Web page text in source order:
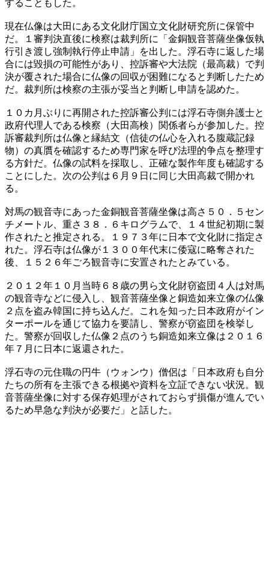
することもした。
現在仏像は大田にある文化財庁国立文化財研究所に保管中
だ。１審判決直後に検察は裁判所に「金銅観音菩薩坐像仮執
行引き渡し強制執行停止申請」を出した。浮石寺に返した場
合には毀損の可能性があり、控訴審や大法院（最高裁）で判
決が覆された場合に仏像の回収が困難になると判断したため
だ。裁判所は検察の主張が妥当と判断し申請を認めた。
１０カ月ぶりに再開された控訴審公判には浮石寺側弁護士と
政府代理人である検察（大田高検）関係者らが参加した。控
訴審裁判所は仏像と縁結文（信徒の仏心を入れる腹蔵記録
物）の真贋を確認するため専門家を呼び法理的争点を整理す
る方針だ。仏像の試料を採取し、正確な製作年度も確認する
ことにした。次の公判は６月９日に同じ大田高裁で開かれ
る。
対馬の観音寺にあった金銅観音菩薩坐像は高さ５０．５セン
チメートル、重さ３８．６キログラムで、１４世紀初期に製
作されたと推定される。１９７３年に日本で文化財に指定さ
れた。浮石寺は仏像が１３００年代末に倭寇に略奪された
後、１５２６年ごろ観音寺に安置されたとみている。
２０１２年１０月当時６８歳の男ら文化財窃盗団４人は対馬
の観音寺などに侵入し、観音菩薩坐像と銅造如来立像の仏像
２点を盗み韓国に持ち込んだ。これを知った日本政府がイン
ターポールを通じて協力を要請し、警察が窃盗団を検挙し
た。警察が回収した仏像２点のうち銅造如来立像は２０１６
年７月に日本に返還された。
浮石寺の元住職の円牛（ウォンウ）僧侶は「日本政府も自分
たちの所有を主張できる根拠や資料を立証できない状況。観
音菩薩坐像に対する保存処理がされておらず損傷が進んでい
るため早急な判決が必要だ」と話した。